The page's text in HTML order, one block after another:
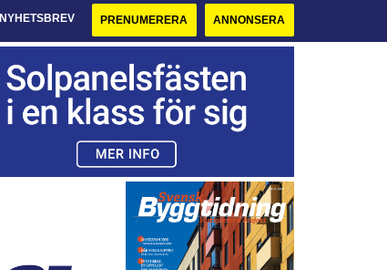
NYHETSBREV PRENUMERERA ANNONSERA